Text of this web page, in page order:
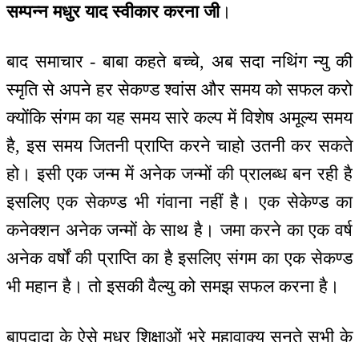
सम्पन्न मधुर याद स्वीकार करना जी।
बाद समाचार - बाबा कहते बच्चे, अब सदा नथिंग न्यु की
स्मृति से अपने हर सेकण्ड श्वांस और समय को सफल करो
क्योंकि संगम का यह समय सारे कल्प में विशेष अमूल्य समय
है, इस समय जितनी प्राप्ति करने चाहो उतनी कर सकते
हो। इसी एक जन्म में अनेक जन्मों की प्रालब्ध बन रही है
इसलिए एक सेकण्ड भी गंवाना नहीं है। एक सेकेण्ड का
कनेक्शन अनेक जन्मों के साथ है। जमा करने का एक वर्ष
अनेक वर्षों की प्राप्ति का है इसलिए संगम का एक सेकण्ड
भी महान है। तो इसकी वैल्यु को समझ सफल करना है।
बापदादा के ऐसे मधुर शिक्षाओं भरे महावाक्य सुनते सभी के